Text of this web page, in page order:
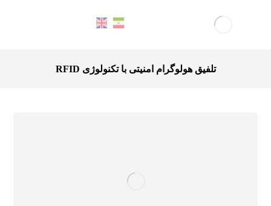
تلفیق هولوگرام امنیتی با تکنولوژی RFID